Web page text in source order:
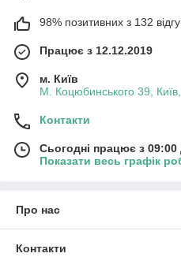
98% позитивних з 132
Працює з 12.12.2019
м. Київ
М. Коцюбинського 39, Київ,
Контакти
Сьогодні працює з 09:00
Показати весь графік
Про нас
Контакти